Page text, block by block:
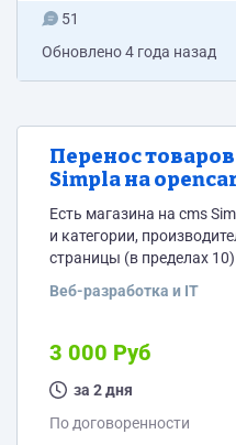
51
Обновлено4 года назад
Перенос
Simpla на
Есть магазина на cms
и категории,
страницы (в пределах
заголовок текстовый 3)
Товары надо перенести
домен (opencart уже
Веб-разработка и IT
3 000 Руб
за 2 дня
По договоренности